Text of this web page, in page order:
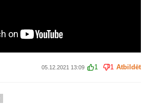
05.12.2021 13:09 1 1 Atbildēt